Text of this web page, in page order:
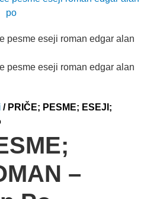
/ PRIČE; PESME; ESEJI;
–